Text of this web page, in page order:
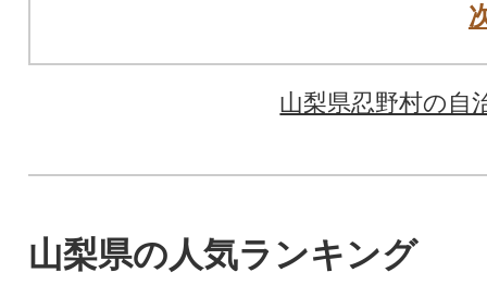
山梨県忍野村の自
山梨県の人気ランキング